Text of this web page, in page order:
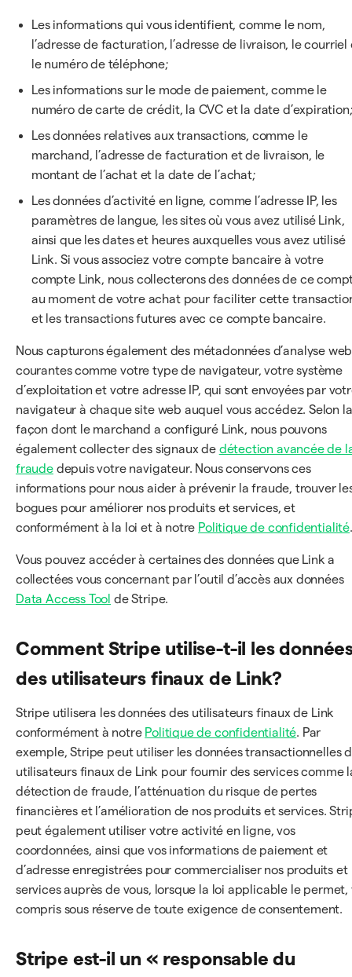
Les informations qui vous identifient, comme le nom,
l’adresse de facturation, l’adresse de livraison, le courriel
le numéro de téléphone;
Les informations sur le mode de paiement, comme le
numéro de carte de crédit, la CVC et la date d’expiration;
Les données relatives aux transactions, comme le
marchand, l’adresse de facturation et de livraison, le
montant de l’achat et la date de l’achat;
Les données d’activité en ligne, comme l’adresse IP, les
paramètres de langue, les sites où vous avez utilisé Link,
ainsi que les dates et heures auxquelles vous avez utilisé
Link. Si vous associez votre compte bancaire à votre
compte Link, nous collecterons des données de ce
au moment de votre achat pour faciliter cette
et les transactions futures avec ce compte bancaire.
Nous capturons également des métadonnées d’analyse web
courantes comme votre type de navigateur, votre système
d’exploitation et votre adresse IP, qui sont envoyées par
navigateur à chaque site web auquel vous accédez. Selon la
façon dont le marchand a configuré Link, nous pouvons
également collecter des signaux de détection avancée de
fraudedepuis votre navigateur. Nous conservons ces
informations pour nous aider à prévenir la fraude, trouver
bogues pour améliorer nos produits et services, et
conformément à la loi et à notre Politique de confidentialité.
Vous pouvez accéder à certaines des données que Link a
collectées vous concernant par l’outil d’accès aux données
Data Access Tool de Stripe.
Comment Stripe utilise-t-il les
des utilisateurs finaux de Link?
Stripe utilisera les données des utilisateurs finaux de Link
conformément à notre Politique de confidentialité. Par
exemple, Stripe peut utiliser les données transactionnelles
utilisateurs finaux de Link pour fournir des services comme
détection de fraude, l’atténuation du risque de pertes
financières et l’amélioration de nos produits et services.
peut également utiliser votre activité en ligne, vos
coordonnées, ainsi que vos informations de paiement et
d’adresse enregistrées pour commercialiser nos produits et
services auprès de vous, lorsque la loi applicable le permet,
compris sous réserve de toute exigence de consentement.
Stripe est-il un « responsable du